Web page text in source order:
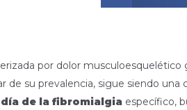
por dolor musculoesquelético
de su prevalencia, sigue siendo una
día de la fibromialgia específico,